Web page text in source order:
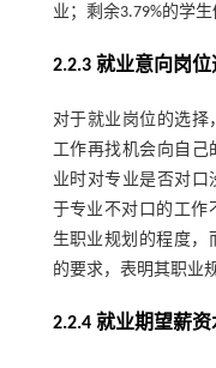
业；剩余3.79%的学
2.2.3 就业意向岗
对于就业岗位的选择
工作再找机会向自己
业时对专业是否对口
于专业不对口的工作
生职业规划的程度，
的要求，表明其职业
2.2.4 就业期望薪